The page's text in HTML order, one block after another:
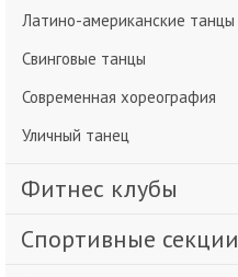
Латино-американские танцы
Свинговые танцы
Современная хореография
Уличный танец
Фитнес клубы
Спортивные секции